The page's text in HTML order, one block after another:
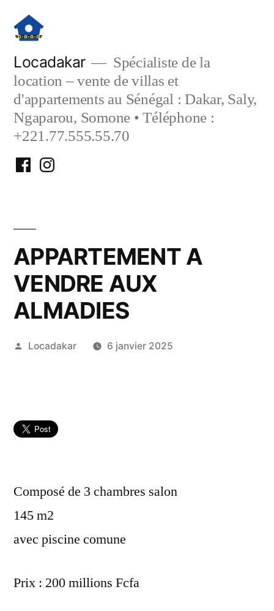
contenu
Locadakar
Spécialiste de la
location – vente de villas et
d'appartements au Sénégal : Dakar, Saly,
Ngaparou, Somone • Téléphone :
+221.77.555.55.70
FacebookInstagram
APPARTEMENT A
VENDRE AUX
ALMADIES
Publié
Locadakar 6 janvier 2025
Composé de 3 chambres salon
145 m2
avec piscine comune
Prix : 200 millions Fcfa